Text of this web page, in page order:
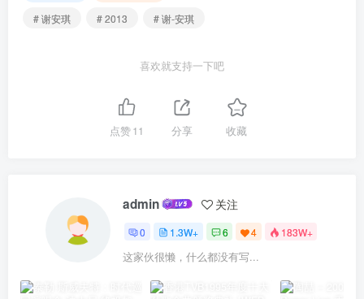
# 谢安琪
# 2013 # 谢-安琪
喜欢就支持一下吧
点赞11 分享 收藏
admin 关注
0 1.3W+ 6 4 183W+
这家伙很懒，什么都没有写...